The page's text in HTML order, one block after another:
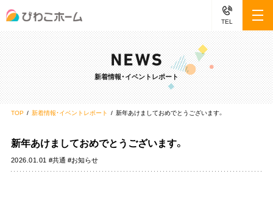
TEL
新着情報・イベントレポート
TOP 新着情報・イベントレポート 新年あけましておめでとうございます。
新年あけましておめでとうございます。
2026.01.01 #共通 #お知らせ